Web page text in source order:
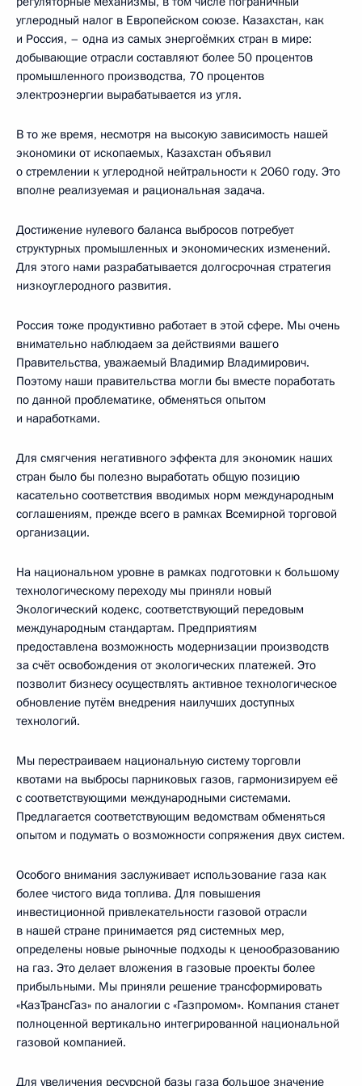
углеродный налог в Европейском союзе. Казахстан, как
и Россия, – одна из самых энергоёмких стран в мире:
добывающие отрасли составляют более 50 процентов
промышленного производства, 70 процентов
электроэнергии вырабатывается из угля.
В то же время, несмотря на высокую зависимость нашей
экономики от ископаемых, Казахстан объявил
о стремлении к углеродной нейтральности к 2060 году. Это
вполне реализуемая и рациональная задача.
Достижение нулевого баланса выбросов потребует
структурных промышленных и экономических изменений.
Для этого нами разрабатывается долгосрочная стратегия
низкоуглеродного развития.
Россия тоже продуктивно работает в этой сфере. Мы очень
внимательно наблюдаем за действиями вашего
Правительства, уважаемый Владимир Владимирович.
Поэтому наши правительства могли бы вместе поработать
по данной проблематике, обменяться опытом
и наработками.
Для смягчения негативного эффекта для экономик наших
стран было бы полезно выработать общую позицию
касательно соответствия вводимых норм международным
соглашениям, прежде всего в рамках Всемирной торговой
организации.
На национальном уровне в рамках подготовки к большому
технологическому переходу мы приняли новый
Экологический кодекс, соответствующий передовым
международным стандартам. Предприятиям
предоставлена возможность модернизации производств
за счёт освобождения от экологических платежей. Это
позволит бизнесу осуществлять активное технологическое
обновление путём внедрения наилучших доступных
технологий.
Мы перестраиваем национальную систему торговли
квотами на выбросы парниковых газов, гармонизируем её
с соответствующими международными системами.
Предлагается соответствующим ведомствам обменяться
опытом и подумать о возможности сопряжения двух систем.
Особого внимания заслуживает использование газа как
более чистого вида топлива. Для повышения
инвестиционной привлекательности газовой отрасли
в нашей стране принимается ряд системных мер,
определены новые рыночные подходы к ценообразованию
на газ. Это делает вложения в газовые проекты более
прибыльными. Мы приняли решение трансформировать
«КазТрансГаз» по аналогии с «Газпромом». Компания станет
полноценной вертикально интегрированной национальной
газовой компанией.
Для увеличения ресурсной базы газа большое значение